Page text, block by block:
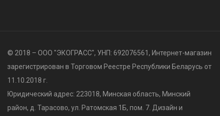
© 2018 – ООО "ЭКОГРАСС", УНП: 692076561, Интернет-магазин
зарегистрирован в Торговом Реестре Республики Беларусь от
11.10.2018 г.
Юридический адрес: 223018, Минская область, Минский
район, д. Тарасово, ул. Ратомская 1Б, пом. 7. Дизайн и